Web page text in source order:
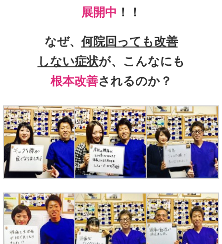
展開中 ！！
なぜ、何院回っても改善
しない症状が、こんなにも
根本改善されるのか？